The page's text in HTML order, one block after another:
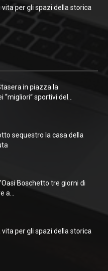
vita per gli spazi della storica
in piazza la
sportivi del...
sequestro la casa della
Boschetto tre giorni di
vita per gli spazi della storica